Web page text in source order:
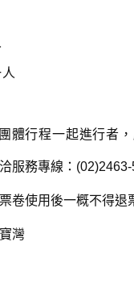
體行程一起進行者，
服務專線：(02)2463-
卷使用後一概不得退
灣